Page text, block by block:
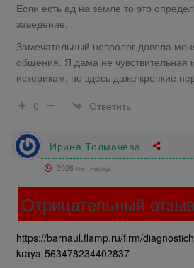
Если есть ад на земле то это
заведение.
Замечательный невролог довела
общения. Я дама не чувствительная
истерикам, но здесь даже крепкие
0
Ответить
Ирина Толмачева
2026 лет назад
Отрицательный отзыв
https://barnaul.flamp.ru/firm/
kraya-563478234402837